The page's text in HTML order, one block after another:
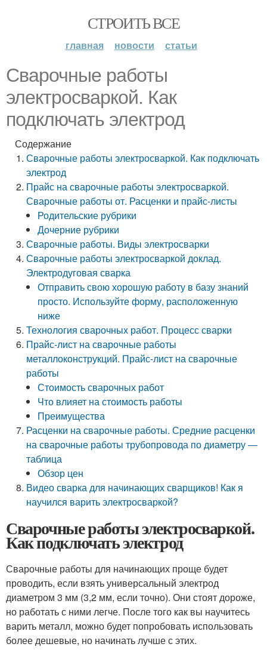
СТРОИТЬ ВСЕ
главная новости статьи
Сварочные работы
электросваркой. Как
подключать электрод
Содержание
Сварочные работы электросваркой. Как подключать
электрод
Прайс на сварочные работы электросваркой.
Сварочные работы от. Расценки и прайс-листы
Родительские рубрики
Дочерние рубрики
Сварочные работы. Виды электросварки
Сварочные работы электросваркой доклад.
Электродуговая сварка
Отправить свою хорошую работу в базу знаний
просто. Используйте форму, расположенную
ниже
Технология сварочных работ. Процесс сварки
Прайс-лист на сварочные работы
металлоконструкций. Прайс-лист на сварочные
работы
Стоимость сварочных работ
Что влияет на стоимость работы
Преимущества
Расценки на сварочные работы. Средние расценки
на сварочные работы трубопровода по диаметру —
таблица
Обзор цен
Видео сварка для начинающих сварщиков! Как я
научился варить электросваркой?
Сварочные работы электросваркой.
Как подключать электрод
Сварочные работы для начинающих проще будет
проводить, если взять универсальный электрод
диаметром 3 мм (3,2 мм, если точно). Они стоят дороже,
но работать с ними легче. После того как вы научитесь
варить металл, можно будет попробовать использовать
более дешевые, но начинать лучше с этих.